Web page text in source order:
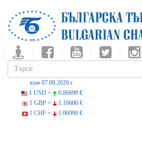
към 07.08.2026 г.
1 USD =
0.86690 €
1 GBP =
1.16600 €
1 CHF =
1.06990 €